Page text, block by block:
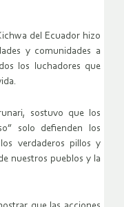
del Ecuador hizo
y comunidades a
los luchadores que
sostuvo que los
solo defienden los
verdaderos pillos y
nuestros pueblos y la